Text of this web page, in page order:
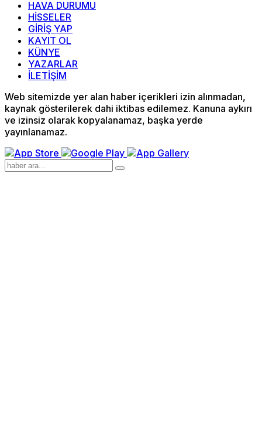
HAVA DURUMU
HİSSELER
GİRİŞ YAP
KAYIT OL
KÜNYE
YAZARLAR
İLETİŞİM
Web sitemizde yer alan haber içerikleri izin alınmadan,
kaynak gösterilerek dahi iktibas edilemez. Kanuna aykırı
ve izinsiz olarak kopyalanamaz, başka yerde
yayınlanamaz.